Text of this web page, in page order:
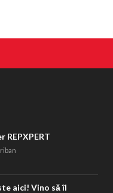
REPXPERT
aici! Vino să îl